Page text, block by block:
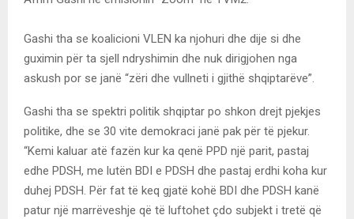
Gashi tha se koalicioni VLEN ka njohuri dhe dije si dhe
guximin për ta sjell ndryshimin dhe nuk dirigjohen nga
askush por se janë “zëri dhe vullneti i gjithë shqiptarëve”.
Gashi tha se spektri politik shqiptar po shkon drejt pjekjes
politike, dhe se 30 vite demokraci janë pak për të pjekur.
“Kemi kaluar atë fazën kur ka qenë PPD një parit, pastaj
edhe PDSH, me lutën BDI e PDSH dhe pastaj erdhi koha kur
duhej PDSH. Për fat të keq gjatë kohë BDI dhe PDSH kanë
patur një marrëveshje që të luftohet çdo subjekt i tretë që